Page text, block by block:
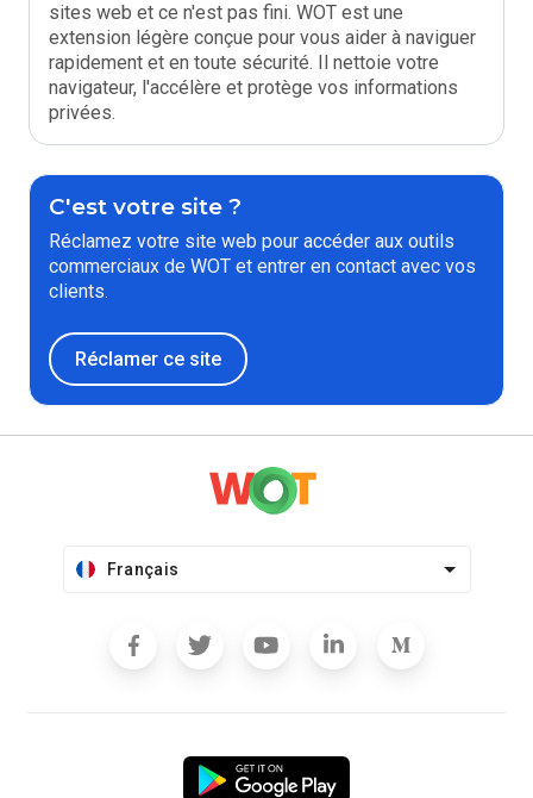
sites web et ce n'est pas fini. WOT est une
extension légère conçue pour vous aider à naviguer
rapidement et en toute sécurité. Il nettoie votre
navigateur, l'accélère et protège vos informations
privées.
C'est votre site ?
Réclamez votre site web pour accéder aux outils
commerciaux de WOT et entrer en contact avec vos
clients.
Réclamer ce site
Français